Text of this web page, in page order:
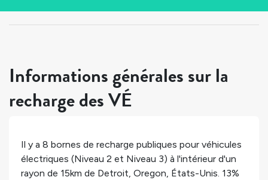
Informations générales sur la
recharge des VÉ
Il y a 8 bornes de recharge publiques pour véhicules
électriques (Niveau 2 et Niveau 3) à l'intérieur d'un
rayon de 15km de Detroit, Oregon, États-Unis. 13%